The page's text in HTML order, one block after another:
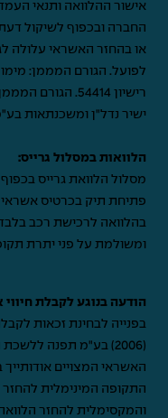
אישור ההלוואה ותנאי
החברה ובכפוף לשיקול
או בהחזר האשראי עלולה
רישיון 54414.
ישיר נדל"ן ומשכנתאות בע"מ,
הלוואות במסלול גרייס:
מסלול הלוואת גרייס
פתיחת תיק בכרטיס אשראי
בהלוואה לרכישת רכב
ומשולמת על פני יתרת
הודעה בנוגע לקבלת
בפנייה לבחינת זכאות
(2006) בע"מ תפנה
האשראי המצויים